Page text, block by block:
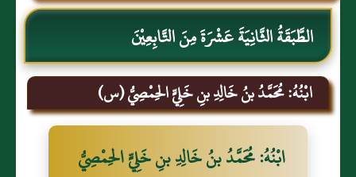
الطَّبَقَةُ الثَّانِيَةَ عَشْرَةَ مِنَ التَّابِعِيْنَ
ابْنُهُ: مُحَمَّدُ بنُ خَالِدِ بنِ خَلِيٍّ الحِمْصِيُّ (س)
ابْنُهُ: مُحَمَّدُ بنُ خَالِدِ بنِ خَلِيٍّ الحِمْصِيُّ